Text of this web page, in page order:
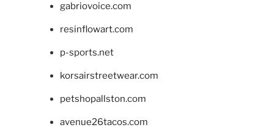
gabriovoice.com
resinflowart.com
p-sports.net
korsairstreetwear.com
petshopallston.com
avenue26tacos.com